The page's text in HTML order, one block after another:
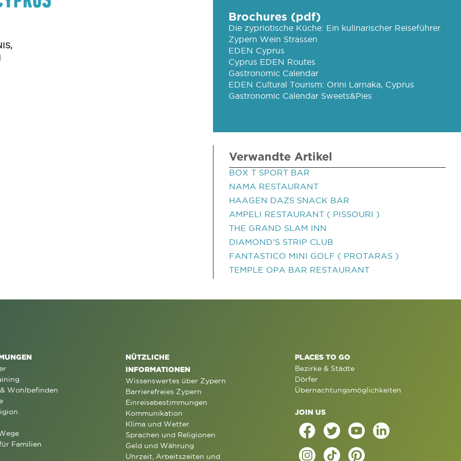
Brochures (pdf)
Die zypriotische Küche: Ein kulinarischer Reiseführer
Zypern Wein Strassen
EDEN Cyprus
Cyprus EDEN Routes
Gastronomic Calendar
EDEN Cultural Tourism: Orini Larnaka, Cyprus
Gastronomic Calendar Sweets&Pies
Verwandte Artikel
BOX T SPORT BAR
NAMA RESTAURANT
HAAGEN DAZS SNACK BAR
AMPELI RESTAURANT ( PISSOURI )
THE GRAND SLAM INN
DIAMOND'S STRIP CLUB
FANTASTICO MINI GOLF ( PROTARAS )
TEMPLE OPA BAR RESTAURANT
Wohlbefinden
Familien
NÜTZLICHE
INFORMATIONEN
Wissenswertes über Zypern
Barrierefreies Zypern
Einreisebestimmungen
Kommunikation
Klima und Wetter
Sprachen und Religionen
Geld und Währung
Uhrzeit, Arbeitszeiten und
PLACES TO GO
Bezirke & Städte
Dörfer
Übernachtungsmöglichkeiten
JOIN US